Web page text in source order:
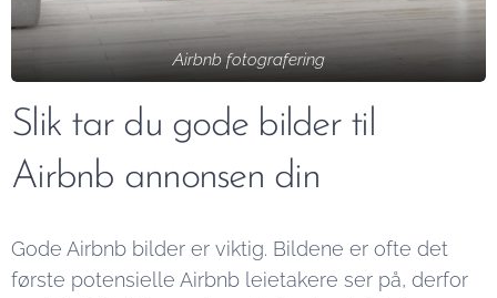
Airbnb fotografering
Slik tar du gode bilder til
Airbnb annonsen din
Gode Airbnb bilder er viktig. Bildene er ofte det
første potensielle Airbnb leietakere ser på, derfor